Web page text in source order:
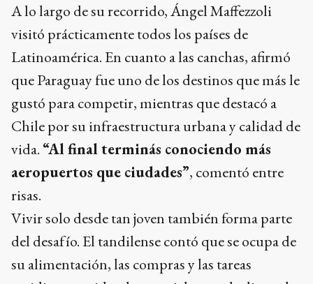
A lo largo de su recorrido, Ángel Maffezzoli
visitó prácticamente todos los países de
Latinoamérica. En cuanto a las canchas, afirmó
que Paraguay fue uno de los destinos que más le
gustó para competir, mientras que destacó a
Chile por su infraestructura urbana y calidad de
vida. “Al final terminás conociendo más
aeropuertos que ciudades”, comentó entre
risas.
Vivir solo desde tan joven también forma parte
del desafío. El tandilense contó que se ocupa de
su alimentación, las compras y las tareas